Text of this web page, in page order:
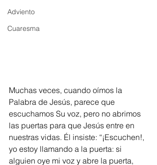
Adviento
Cuaresma
Muchas veces, cuando oímos la
Palabra de Jesús, parece que
escuchamos Su voz, pero no abrimos
las puertas para que Jesús entre en
nuestras vidas. Él insiste: “¡Escuchen!,
yo estoy llamando a la puerta: si
alguien oye mi voz y abre la puerta,